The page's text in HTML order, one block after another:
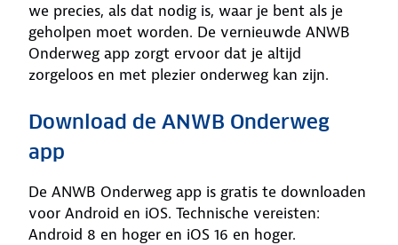
we precies, als dat nodig is, waar je bent als je
geholpen moet worden. De vernieuwde ANWB
Onderweg app zorgt ervoor dat je altijd
zorgeloos en met plezier onderweg kan zijn.
Download de ANWB Onderweg
app
De ANWB Onderweg app is gratis te downloaden
voor Android en iOS. Technische vereisten:
Android 8 en hoger en iOS 16 en hoger.